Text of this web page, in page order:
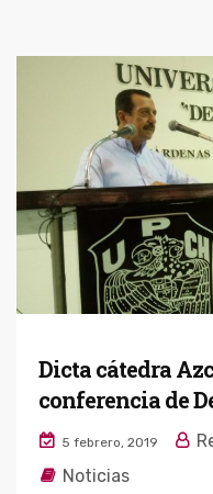
Dicta cátedra
conferencia de
5 febrero, 2019
Noticias